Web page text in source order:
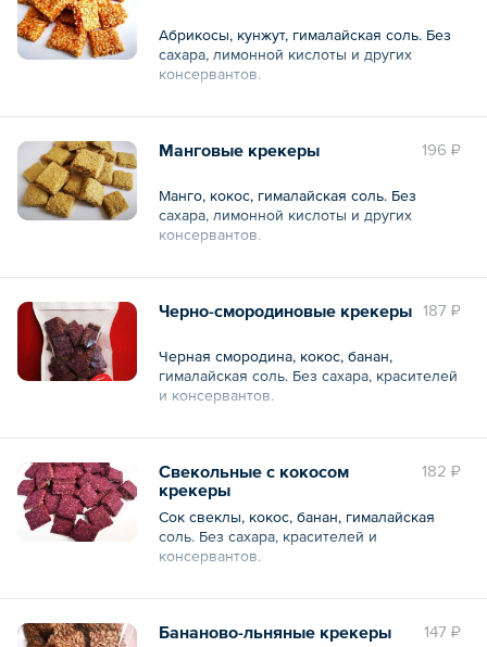
Абрикосы, кунжут, гималайская соль. Без
сахара, лимонной кислоты и других
консервантов.
Общий вес – 100 г
196 ₽
Манговые крекеры
Манго, кокос, гималайская соль. Без
сахара, лимонной кислоты и других
консервантов.
187 ₽
Черно-смородиновые крекеры
Черная смородина, кокос, банан,
гималайская соль. Без сахара, красителей
и консервантов.
Общий вес – 100 г
182 ₽
Свекольные с кокосом
крекеры
Сок свеклы, кокос, банан, гималайская
соль. Без сахара, красителей и
консервантов.
Общий вес – 100 г
147 ₽
Бананово-льняные крекеры